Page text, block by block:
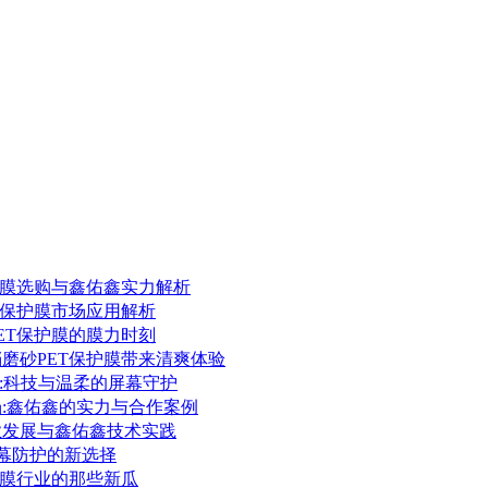
选购与鑫佑鑫实力解析
护膜市场应用解析
保护膜的膜力时刻
砂PET保护膜带来清爽体验
技与温柔的屏幕守护
鑫佑鑫的实力与合作案例
展与鑫佑鑫技术实践
防护的新选择
行业的那些新瓜